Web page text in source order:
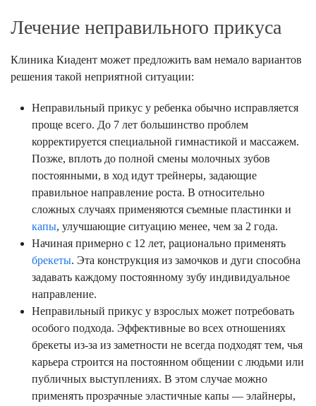
Лечение неправильного прикуса
Клиника Киадент может предложить вам немало вариантов
решения такой неприятной ситуации:
Неправильный прикус у ребенка обычно исправляется
проще всего. До 7 лет большинство проблем
корректируется специальной гимнастикой и массажем.
Позже, вплоть до полной смены молочных зубов
постоянными, в ход идут трейнеры, задающие
правильное направление роста. В относительно
сложных случаях применяются съемные пластинки и
капы, улучшающие ситуацию менее, чем за 2 года.
Начиная примерно с 12 лет, рационально применять
брекеты. Эта конструкция из замочков и дуги способна
задавать каждому постоянному зубу индивидуальное
направление.
Неправильный прикус у взрослых может потребовать
особого подхода. Эффективные во всех отношениях
брекеты из-за из заметности не всегда подходят тем, чья
карьера строится на постоянном общении с людьми или
публичных выступлениях. В этом случае можно
применять прозрачные эластичные капы — элайнеры,